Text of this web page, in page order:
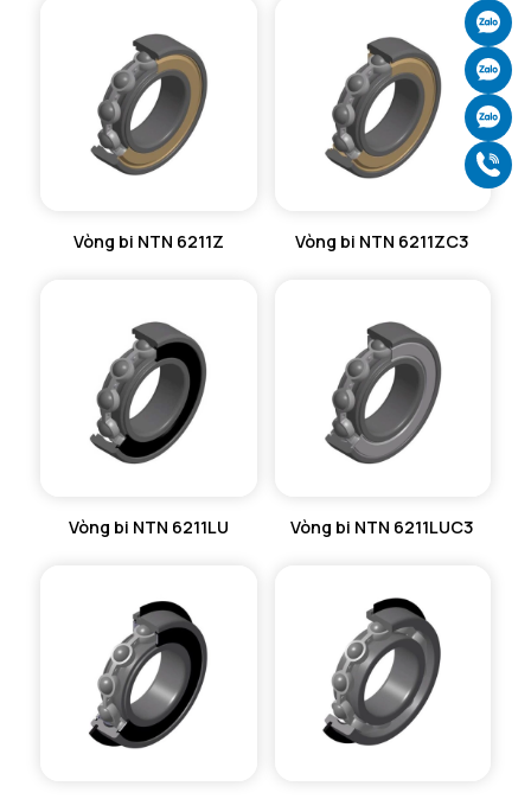
Vòng bi NTN 6211Z Vòng bi NTN 6211ZC3
Vòng bi NTN 6211LU Vòng bi NTN 6211LUC3